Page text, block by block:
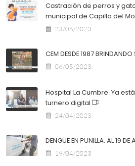
Castración de perros y
municipal de Capilla del
23/06/2023
CEM DESDE 1987 BRINDANDO
06/05/2023
Hospital La Cumbre. Ya
turnero digital
24/04/2023
DENGUE EN PUNILLA. AL 19
19/04/2023